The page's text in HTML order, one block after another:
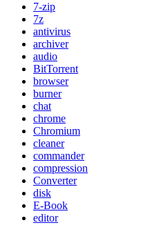
7-zip
7z
antivirus
archiver
audio
BitTorrent
browser
burner
chat
chrome
Chromium
cleaner
commander
compression
Converter
disk
E-Book
editor